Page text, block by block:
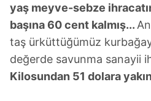
yaş meyve-sebze
başına 60 cent kalmış...
taş ürküttüğümüz
değerde savunma sanayii
Kilosundan 51 dolara